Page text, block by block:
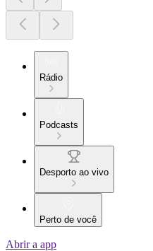
Rádio
Podcasts
Desporto ao vivo
Perto de você
Abrir a app